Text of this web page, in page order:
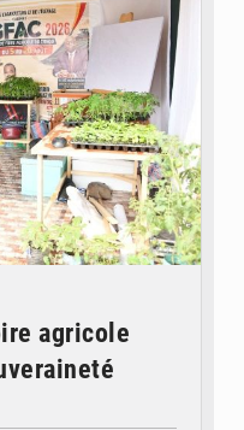
agricole